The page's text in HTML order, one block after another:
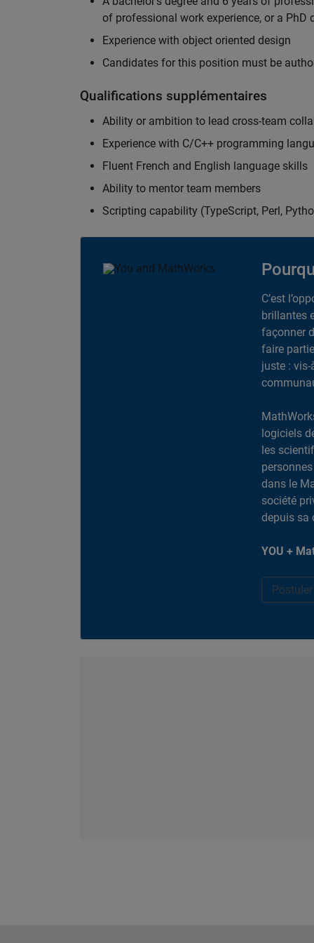
of professional work experience, or a PhD
Experience with object oriented design
Candidates for this position must be
Qualifications supplémentaires
Ability or ambition to lead cross-team
Experience with C/C++ programming
Fluent French and English language skills
Ability to mentor team members
Scripting capability (TypeScript, Perl,
C’est
brillantes
façonner
faire
juste : vis-
logiciels
les
dans le
société
depuis sa
YOU +